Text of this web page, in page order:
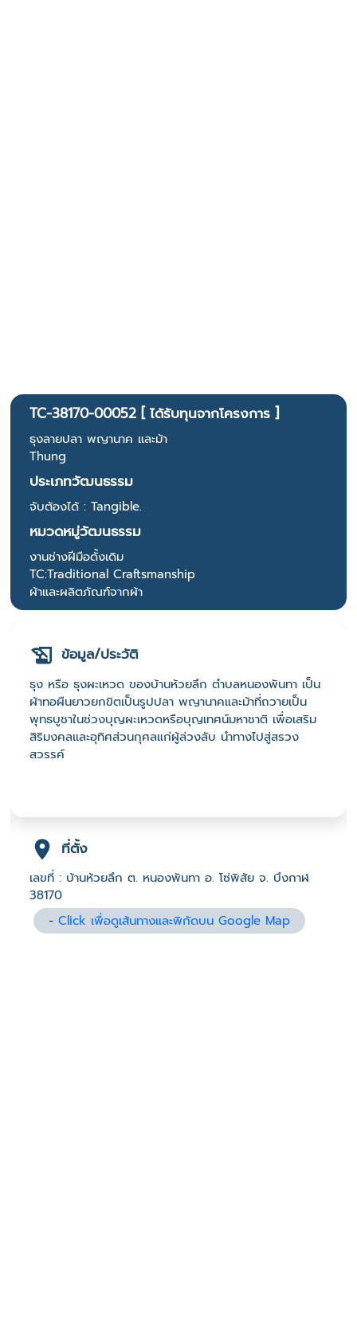
TC-38170-00052 [ ได้รับทุนจากโครงการ ]
ธุงลายปลา พญานาค และม้า
Thung
ประเภทวัฒนธรรม
จับต้องได้ : Tangible.
หมวดหมู่วัฒนธรรม
งานช่างฝีมือดั้งเดิม
TC:Traditional Craftsmanship
ผ้าและผลิตภัณฑ์จากผ้า
ข้อมูล/ประวัติ
ธุง หรือ ธุงผะเหวด ของบ้านห้วยลึก ตำบลหนองพันทา เป็น
ผ้าทอผืนยาวยกขิตเป็นรูปปลา พญานาคและม้าที่ถวายเป็น
พุทธบูชาในช่วงบุญผะเหวดหรือบุญเทศน์มหาชาติ เพื่อเสริม
สิริมงคลและอุทิศส่วนกุศลแก่ผู้ล่วงลับ นำทางไปสู่สรวง
สวรรค์
ที่ตั้ง
เลขที่ : บ้านห้วยลึก ต. หนองพันทา อ. โซ่พิสัย จ. บึงกาฬ
38170
-Click เพื่อดูเส้นทางและพิกัดบน Google Map